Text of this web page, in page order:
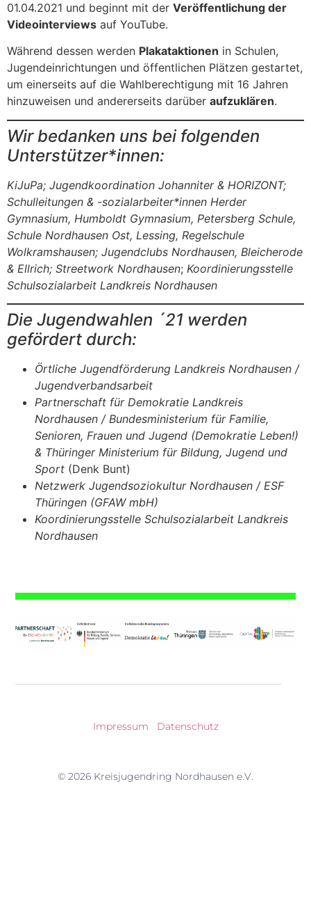
01.04.2021 und beginnt mit der Veröffentlichung der
Videointerviews auf YouTube.
Während dessen werden Plakataktionen in Schulen,
Jugendeinrichtungen und öffentlichen Plätzen gestartet,
um einerseits auf die Wahlberechtigung mit 16 Jahren
hinzuweisen und andererseits darüber aufzuklären.
Wir bedanken uns bei folgenden
Unterstützer*innen:
KiJuPa; Jugendkoordination Johanniter & HORIZONT;
Schulleitungen & -sozialarbeiter*innen Herder
Gymnasium, Humboldt Gymnasium, Petersberg Schule,
Schule Nordhausen Ost, Lessing, Regelschule
Wolkramshausen; Jugendclubs Nordhausen, Bleicherode
& Ellrich; Streetwork Nordhausen; Koordinierungsstelle
Schulsozialarbeit Landkreis Nordhausen
Die Jugendwahlen ´21 werden
gefördert durch:
Örtliche Jugendförderung Landkreis Nordhausen /
Jugendverbandsarbeit
Partnerschaft für Demokratie Landkreis
Nordhausen / Bundesministerium für Familie,
Senioren, Frauen und Jugend (Demokratie Leben!)
& Thüringer Ministerium für Bildung, Jugend und
Sport (Denk Bunt)
Netzwerk Jugendsoziokultur Nordhausen / ESF
Thüringen (GFAW mbH)
Koordinierungsstelle Schulsozialarbeit Landkreis
Nordhausen
Impressum Datenschutz
© 2026 Kreisjugendring Nordhausen e.V.